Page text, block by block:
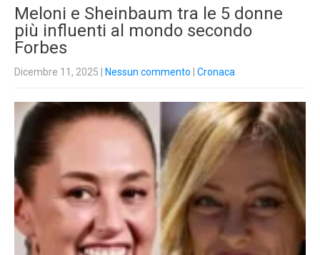
Meloni e Sheinbaum tra le 5 donne
più influenti al mondo secondo
Forbes
Dicembre 11, 2025 Nessun commento Cronaca